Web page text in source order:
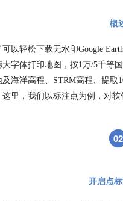
概
以轻松下载无水印Google
字体打印地图，按1万/5千等
海洋高程、STRM高程、提取
里，我们以标注点为例，对软
02
开启点